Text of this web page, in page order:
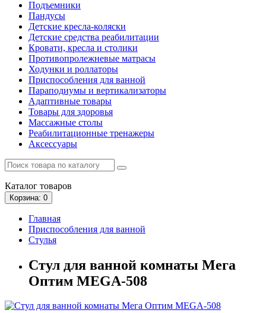
Подъемники
Пандусы
Детские кресла-коляски
Детские средства реабилитации
Кровати, кресла и столики
Противопролежневые матрасы
Ходунки и роллаторы
Приспособления для ванной
Параподиумы и вертикализаторы
Адаптивные товары
Товары для здоровья
Массажные столы
Реабилитационные тренажеры
Аксессуары
Каталог товаров
Корзина: 0
Главная
Приспособления для ванной
Стулья
Стул для ванной комнаты Мега
Оптим MEGA-508